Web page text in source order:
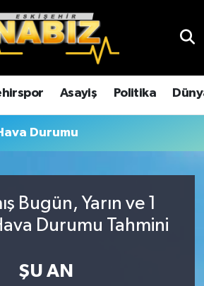
Asayiş Politika
Durumu
Bugün, Yarın ve 1
Durumu Tahmini
ŞU AN
Durumu
Yoğunluk Haritası
Puan Durumu ve Fikstür